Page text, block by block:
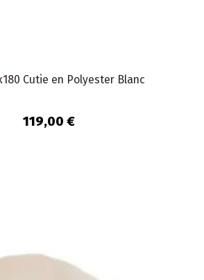
Cutie en Polyester Blanc
119,00 €